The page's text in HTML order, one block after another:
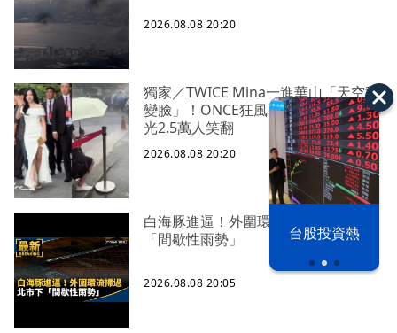
漢光42演習 台股投資熱
2026.08.08 20:20
獨家／TWICE Mina一進華山「天空秒
變臉」！ONCE狂風暴雨死守 畫面曝
光2.5萬人笑翻
2026.08.08 20:20
白海豚進逼！外圍環流掃過 北市下
「間歇性雨勢」
2026.08.08 20:05